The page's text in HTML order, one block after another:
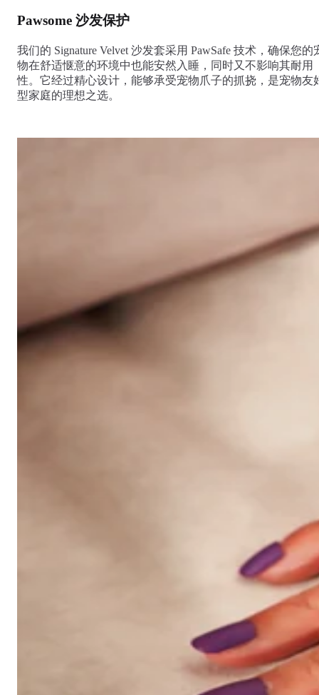
Pawsome 沙发保护
我们的 Signature Velvet 沙发套采用 PawSafe 技术，确保您的
物在舒适惬意的环境中也能安然入睡，同时又不影响其耐用
性。它经过精心设计，能够承受宠物爪子的抓挠，是宠物友
型家庭的理想之选。